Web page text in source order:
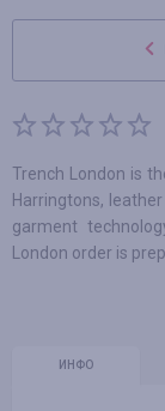
Trench London is
Harringtons,
garment
London order is
ИНФО